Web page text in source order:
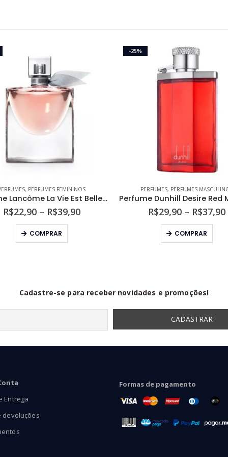
, PERFUMES FEMININOS
Perfume Lancôme La Vie Est Belle Feminino L’Eau de Parfum
R$22,90 – R$39,90Faixa
COMPRAR
Este produto tem várias variantes. As opções podem ser escolhidas na página do produto
-25%
PERFUMES, PERFUMES
R$29,90 – R$37,90
COMPRAR
Este produto tem várias variantes. As opções podem ser
Cadastre-se para receber novidades e promoções!
Entrega
devoluções
Formas de pagamento